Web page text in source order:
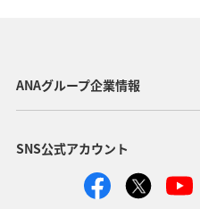
アメリカ・カナダ・中南米
歴史・文化・芸術
スウェーデン ミュンヘン
ANAグループ企業情報
SNS公式アカウント